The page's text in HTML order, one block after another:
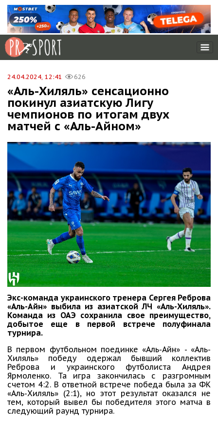
24.04.2024, 12:41 626
«Аль-Хиляль» сенсационно
покинул азиатскую Лигу
чемпионов по итогам двух
матчей с «Аль-Айном»
Экс-команда украинского тренера Сергея Реброва
«Аль-Айн» выбила из азиатской ЛЧ «Аль-Хиляль».
Команда из ОАЭ сохранила свое преимущество,
добытое еще в первой встрече полуфинала
турнира.
В первом футбольном поединке «Аль-Айн» - «Аль-
Хиляль» победу одержал бывший коллектив
Реброва и украинского футболиста Андрея
Ярмоленко. Та игра закончилась с разгромным
счетом 4:2. В ответной встрече победа была за ФК
«Аль-Хиляль» (2:1), но этот результат оказался не
тем, который вывел бы победителя этого матча в
следующий раунд турнира.